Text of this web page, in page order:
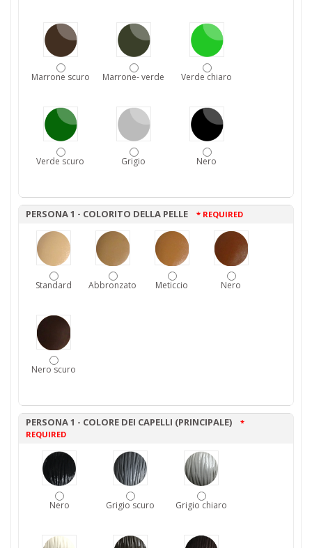
Marrone scuro Marrone- verde Verde chiaro
Verde scuro Grigio Nero
PERSONA 1 - COLORITO DELLA PELLE * REQUIRED
Standard Abbronzato Meticcio Nero
Nero scuro
PERSONA 1 - COLORE DEI CAPELLI (PRINCIPALE) *
REQUIRED
Nero Grigio scuro Grigio chiaro